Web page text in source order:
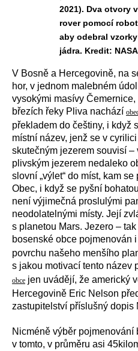
2021). Dva otvory
rover pomocí
aby odebral
jádra. Kredit:
V Bosně a Hercegovině, na
hor, v jednom malebném
vysokými masívy
březích řeky Pliva nachází
překladem do češtiny, i když
místní název, jenž se v
skutečným jezerem souvisí –
plivským jezerem nedaleko
slovní „výlet“ do míst, kam
Obec, i když se pyšní
není výjimečná proslulými
neodolatelnými místy. Její
s planetou Mars. Jezero –
bosenské obce pojmenován
povrchu našeho menšího
s jakou motivací tento název
obce jen uvádějí, že americký
Hercegovině Eric Nelson
zastupitelství příslušný dopis
Nicméně výběr
v tomto, v průměru asi